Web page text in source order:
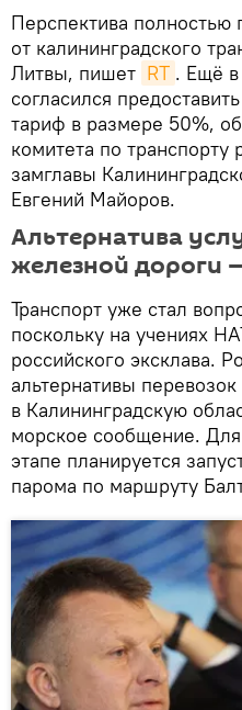
Перспектива полностью
от калининградского
Литвы, пишет RT . Ещё в
согласился
тариф в размере 50%,
комитета по транспорту
замглавы
Евгений Майоров.
Альтернатива
железной дороги
Транспорт уже стал
поскольку на учениях
российского эксклава.
альтернативы
в Калининградскую
морское сообщение.
этапе планируется
парома по маршруту